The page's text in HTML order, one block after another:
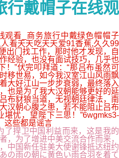
行戴帽子在线观
观看_商务旅行中戴绿色帽帽子
人看天天吃天天爱91香蕉,久久99
门找工作，那时他才发现，自
经验，也没有面试技巧，几乎也
”伏完叩拜道：“那吕布虽然可
移世易，如今我汉室江山风雨飘
大好江山一步步衰弱，最终落入
也是为了我大汉朝能够更好的延
布豺狼当道，无视朝廷律法，南
汉朝心腹之患，若不能阻止吕布
忧，望陛下三思！”6wgmks3-
这些都是谣言
捍卫中国利益而来，这是我的
，为了增进中美交流合作而来，
中国新任驻美大使谢锋抵达纽约
の雨の朝に黄色い雨合羽を着て